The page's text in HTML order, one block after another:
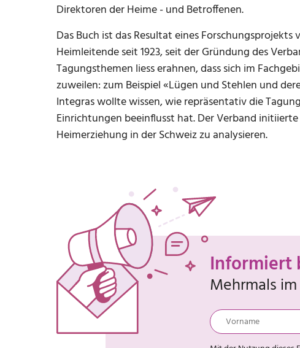
Direktoren der Heime - und Betroffenen.
Das Buch ist das Resultat eines
Heimleitende seit 1923, seit der Gründung des
Tagungsthemen liess erahnen, dass sich im
zuweilen: zum Beispiel «Lügen und Stehlen und
Integras wollte wissen, wie repräsentativ die
Einrichtungen beeinflusst hat. Der Verband
Heimerziehung in der Schweiz zu analysieren.
Informiert
Mehrmals